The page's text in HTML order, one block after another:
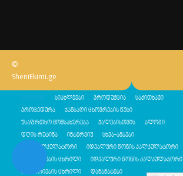
©
SheniEkimi.ge
მთავარი სიახლეები პროდუქცია საკითხავი
პროცედურა ჯანსაღი ცხოვრების წესი
უსაფრთხო მომსახურება ქალებისთვის ბლოგი
დღის რუტინა ინტერვიუ სხვა-ამბები
შენი კალკულატორი იდეალური წონის კალკულატორი
კალორიების ცხრილი იდეალური წონის კალკულატორი
კალორიების ცხრილი დანამატები